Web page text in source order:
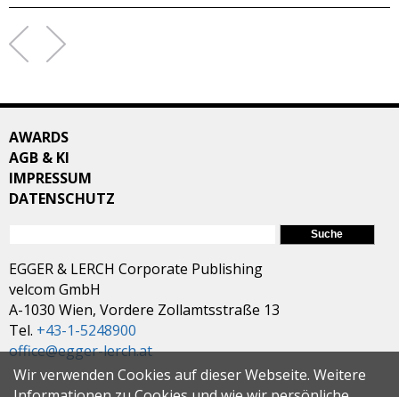
AWARDS
AGB & KI
IMPRESSUM
DATENSCHUTZ
EGGER & LERCH Corporate Publishing
velcom GmbH
A-1030 Wien, Vordere Zollamtsstraße 13
Tel. +43-1-5248900
office@egger-lerch.at
Wir verwenden Cookies auf dieser Webseite. Weitere